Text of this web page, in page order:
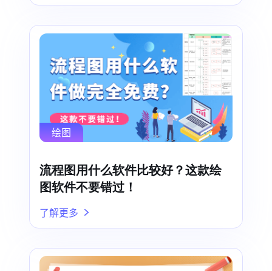
绘图
流程图用什么软件比较好？这款绘
图软件不要错过！
了解更多